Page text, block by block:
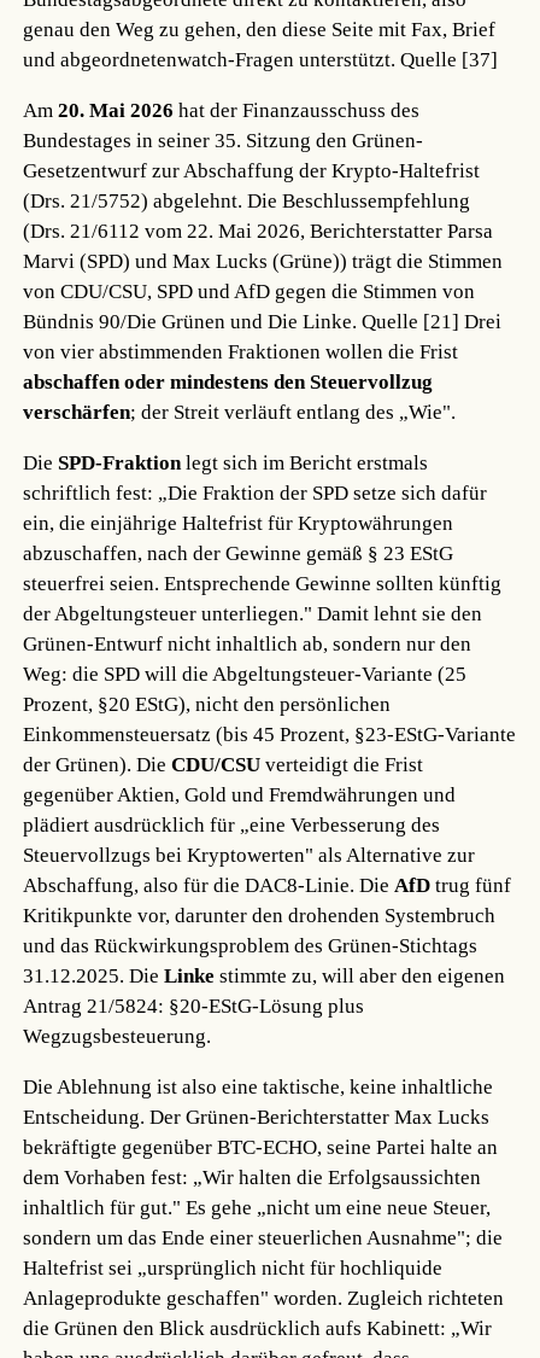
genau den Weg zu gehen, den diese Seite mit Fax, Brief
und abgeordnetenwatch-Fragen unterstützt.Quelle [37]
Am20. Mai 2026 hat der Finanzausschuss des
Bundestages in seiner 35. Sitzung den Grünen-
Gesetzentwurf zur Abschaffung der Krypto-Haltefrist
(Drs. 21/5752) abgelehnt. Die Beschlussempfehlung
(Drs. 21/6112 vom 22. Mai 2026, Berichterstatter Parsa
Marvi (SPD) und Max Lucks (Grüne)) trägt die Stimmen
von CDU/CSU, SPD und AfD gegen die Stimmen von
Bündnis 90/Die Grünen und Die Linke.Quelle [21] Drei
von vier abstimmenden Fraktionen wollen die Frist
abschaffen oder mindestens den Steuervollzug
verschärfen; der Streit verläuft entlang des „Wie".
DieSPD-Fraktion legt sich im Bericht erstmals
schriftlich fest: „Die Fraktion der SPD setze sich dafür
ein, die einjährige Haltefrist für Kryptowährungen
abzuschaffen, nach der Gewinne gemäß § 23 EStG
steuerfrei seien. Entsprechende Gewinne sollten künftig
der Abgeltungsteuer unterliegen." Damit lehnt sie den
Grünen-Entwurf nicht inhaltlich ab, sondern nur den
Weg: die SPD will die Abgeltungsteuer-Variante (25
Prozent, §20 EStG), nicht den persönlichen
Einkommensteuersatz (bis 45 Prozent, §23-EStG-Variante
der Grünen). DieCDU/CSU verteidigt die Frist
gegenüber Aktien, Gold und Fremdwährungen und
plädiert ausdrücklich für „eine Verbesserung des
Steuervollzugs bei Kryptowerten" als Alternative zur
Abschaffung, also für die DAC8-Linie. Die AfD trug fünf
Kritikpunkte vor, darunter den drohenden Systembruch
und das Rückwirkungsproblem des Grünen-Stichtags
31.12.2025. DieLinke stimmte zu, will aber den eigenen
Antrag 21/5824: §20-EStG-Lösung plus
Wegzugsbesteuerung.
Die Ablehnung ist also eine taktische, keine inhaltliche
Entscheidung. Der Grünen-Berichterstatter Max Lucks
bekräftigte gegenüber BTC-ECHO, seine Partei halte an
dem Vorhaben fest: „Wir halten die Erfolgsaussichten
inhaltlich für gut." Es gehe „nicht um eine neue Steuer,
sondern um das Ende einer steuerlichen Ausnahme"; die
Haltefrist sei „ursprünglich nicht für hochliquide
Anlageprodukte geschaffen" worden. Zugleich richteten
die Grünen den Blick ausdrücklich aufs Kabinett: „Wir